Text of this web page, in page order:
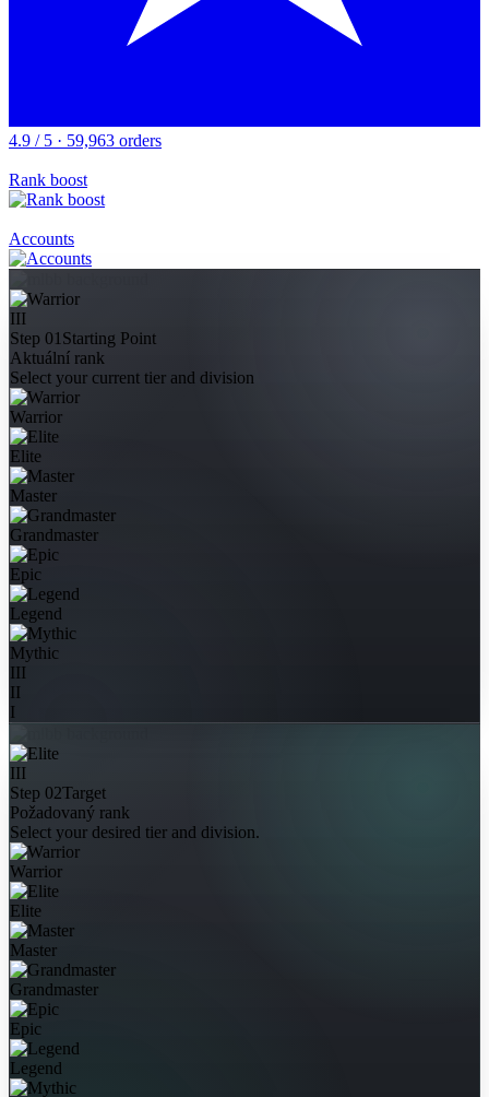
4.9 / 5 · 59,963 orders
Rank boost
Accounts
III
Step 01 Starting Point
Aktuální rank
Select your current tier and division
Warrior
Elite
Master
Grandmaster
Epic
Legend
Mythic
III
II
I
III
Step 02Target
Požadovaný rank
Select your desired tier and division.
Warrior
Elite
Master
Grandmaster
Epic
Legend